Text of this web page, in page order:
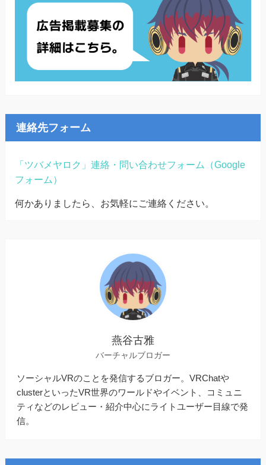
連絡先フォーム
「ツバメヤロク」連絡・問い合わせフォーム（Google
フォーム）
何かありましたら、お気軽にご連絡ください。
燕谷古雅
バーチャルブロガー
ソーシャルVRのことを発信するブロガー。VRChatや
clusterといったVR世界のワールドやイベント、コミュニ
ティなどのレビュー・紹介中心にライトユーザー目線で発
信。